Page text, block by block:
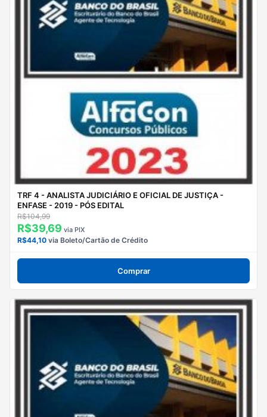
TRF 4 - ANALISTA JUDICIÁRIO E OFICIAL DE JUSTIÇA -
ENFASE - 2019 - PÓS EDITAL
R$104,99
R$39,69 via PIX
R$44,10 via Boleto/Cartão de Crédito
Comprar